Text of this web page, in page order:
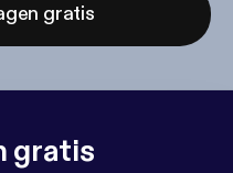
gratis
gratis